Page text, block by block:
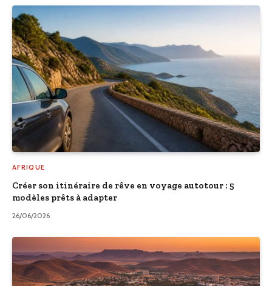
AFRIQUE
Créer son itinéraire de rêve en voyage autotour : 5
modèles prêts à adapter
26/06/2026